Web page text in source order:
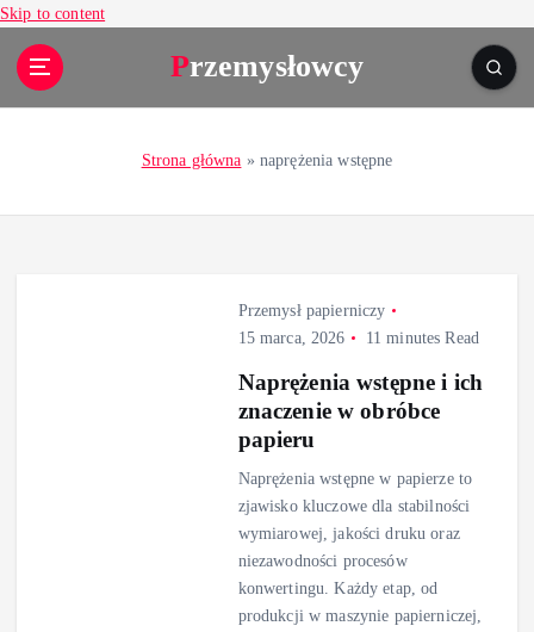
Skip to content
Przemysłowcy
Strona główna » naprężenia wstępne
Przemysł papierniczy
15 marca, 2026
11 minutes Read
Naprężenia wstępne i ich
znaczenie w obróbce
papieru
Naprężenia wstępne w papierze to
zjawisko kluczowe dla stabilności
wymiarowej, jakości druku oraz
niezawodności procesów
konwertingu. Każdy etap, od
produkcji w maszynie papierniczej,